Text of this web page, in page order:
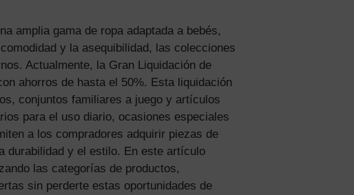
amplia gama de ropa adaptada a bebés,
y la asequibilidad, las colecciones
Actualmente, la Gran Liquidación de
ahorros de hasta el 50%. Esta liquidación
conjuntos familiares a juego y artículos
para el uso diario, ocasiones especiales
a los compradores adquirir piezas de
durabilidad y el estilo. En este artículo
las categorías de productos,
sin perderte estas oportunidades de